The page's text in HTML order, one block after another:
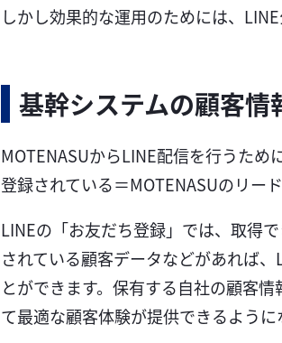
しかし効果的な運用のためには、
基幹システムの顧客
MOTENASUからLINE配信を行うため
登録されている＝MOTENASUのリー
LINEの「お友だち登録」では、取得
されている顧客データなどがあれば
とができます。保有する自社の顧客
て最適な顧客体験が提供できるように